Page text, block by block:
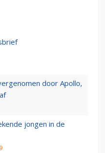
door Apollo,
jongen in de